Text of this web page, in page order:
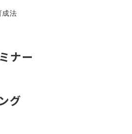
成法
ナー
グ